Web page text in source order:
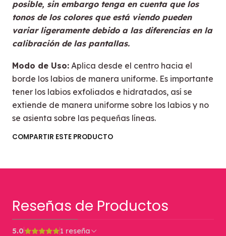
posible, sin embargo tenga en cuenta que los
tonos de los colores que está viendo pueden
variar ligeramente debido a las diferencias en la
calibración de las pantallas.
Modo de Uso: Aplica desde el centro hacia el
borde los labios de manera uniforme. Es importante
tener los labios exfoliados e hidratados, así se
extiende de manera uniforme sobre los labios y no
se asienta sobre las pequeñas líneas.
COMPARTIR ESTE PRODUCTO
Reseñas de Productos
5.0 1 reseña